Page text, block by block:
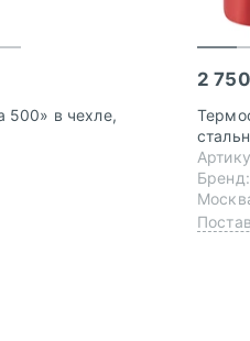
500» в чехле,
2 750